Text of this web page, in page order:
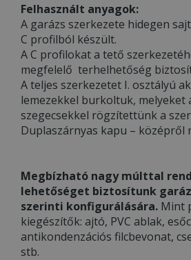
Felhasznált anyagok:
A garázs szerkezete hidegen
C profilból készült.
A C profilokat a tető
megfelelő terhelhetőség
A teljes szerkezetet I. osztályú
lemezekkel burkoltuk, melyeket
szegecsekkel rögzítettünk a
Duplaszárnyas kapu – középről
Megbízható nagy múlttal
lehetőséget biztosítunk
szerinti konfigurálására. Mint
kiegészítők: ajtó, PVC ablak,
antikondenzációs filcbevonat,
stb.